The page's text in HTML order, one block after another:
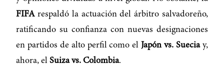
FIFArespaldó la actuación del árbitro salvadoreño,
ratificando su confianza con nuevas designaciones
en partidos de alto perfil como el Japón vs. Sueciay,
ahora, elSuiza vs. Colombia.